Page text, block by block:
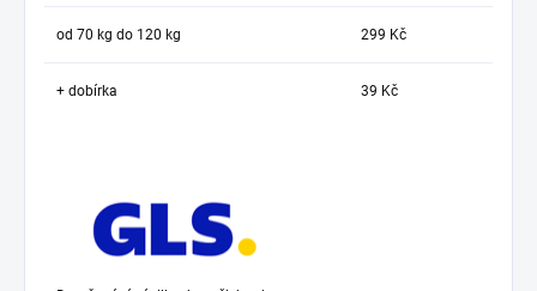
od 70 kg do 120 kg 299 Kč
+ dobírka 39 Kč